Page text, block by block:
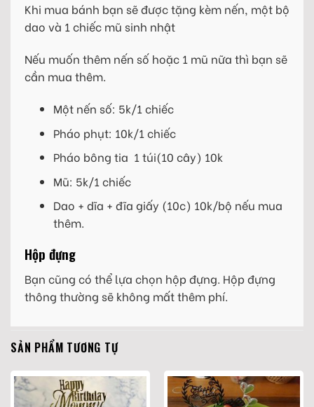
Khi mua bánh bạn sẽ được tặng kèm nến, một bộ
dao và 1 chiếc mũ sinh nhật
Nếu muốn thêm nến số hoặc 1 mũ nữa thì bạn sẽ
cần mua thêm.
Một nến số: 5k/1 chiếc
Pháo phụt: 10k/1 chiếc
Pháo bông tia 1 túi(10 cây) 10k
Mũ: 5k/1 chiếc
Dao + dĩa + đĩa giấy (10c) 10k/bộ nếu mua
thêm.
Hộp đựng
Bạn cũng có thể lựa chọn hộp đựng. Hộp đựng
thông thường sẽ không mất thêm phí.
SẢN PHẨM TƯƠNG TỰ